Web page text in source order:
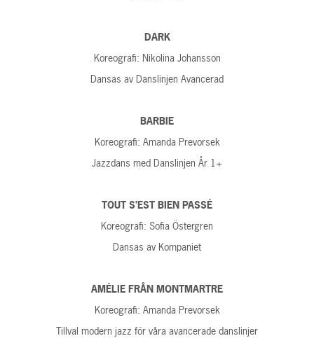
DARK
Koreografi: Nikolina Johansson
Dansas av Danslinjen Avancerad
BARBIE
Koreografi: Amanda Prevorsek
Jazzdans med Danslinjen År 1+
TOUT S’EST BIEN PASSÉ
Koreografi: Sofia Östergren
Dansas av Kompaniet
AMÉLIE FRÅN MONTMARTRE
Koreografi: Amanda Prevorsek
Tillval modern jazz för våra avancerade danslinjer